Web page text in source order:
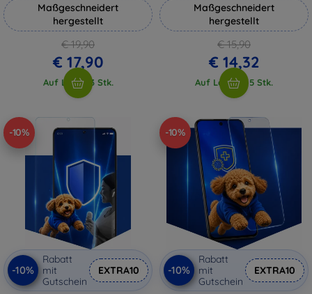
Maßgeschneidert
hergestellt
€ 19,90
€ 17,90
Auf Lager 3 Stk.
Maßgeschneidert
hergestellt
€ 15,90
€ 14,32
Auf Lager > 5 Stk.
-10%
-10%
Rabatt
mit
Gutschein
EXTRA10
-10%
-10%
Rabatt
mit
Gutschein
EXTRA10